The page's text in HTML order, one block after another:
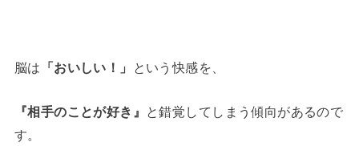
脳は 「おいしい！」 という快感を、
『相手のことが好き』
と錯覚してしまう傾向があるので
す。